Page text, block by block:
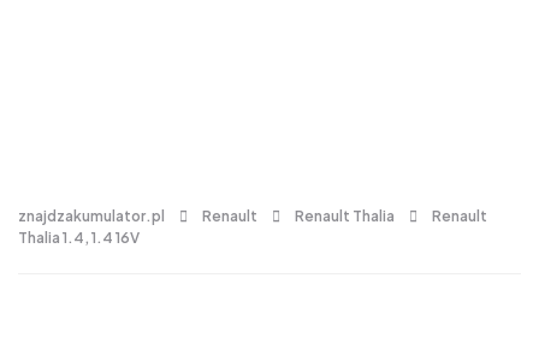
znajdzakumulator.pl Renault Renault Thalia
Renault
Thalia 1.4, 1.4 16V